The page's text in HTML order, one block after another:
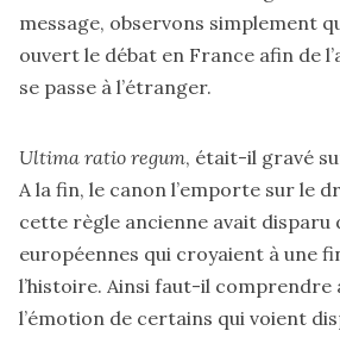
message, observons simplement
ouvert le débat en France afin de
se passe à l’étranger.
Ultima ratio regum, était-il gravé
A la fin, le canon l’emporte sur le
cette règle ancienne avait disparu
européennes qui croyaient à une
l’histoire. Ainsi faut-il comprendre
l’émotion de certains qui voient